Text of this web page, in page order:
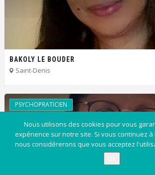
BAKOLY LE BOUDER
Saint-Denis
PSYCHOPRATICIEN
Nous utilisons des cookies pour vous
expérience sur notre site. Si vous continuez
nous considérerons que vous acceptez